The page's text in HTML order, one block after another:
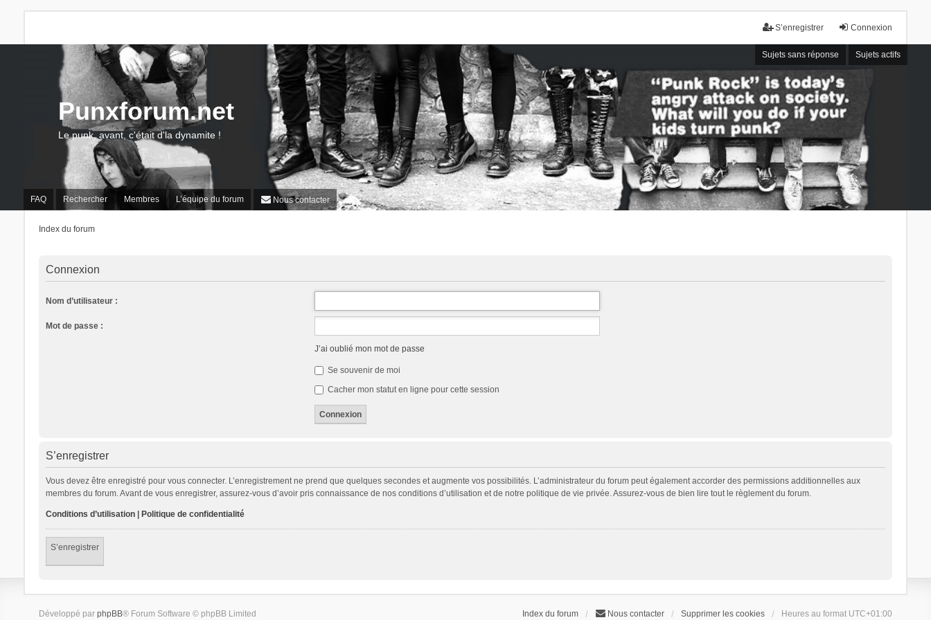
Connexion
S’enregistrer
Sujets sans réponse Sujets actifs
FAQ Rechercher Membres L’équipe du forum Nous contacter
Punxforum.net
Le punk, avant, c'était d'la dynamite !
Index du forum
Connexion
Nom d’utilisateur :
Mot de passe :
J’ai oublié mon mot de passe
Se souvenir de moi
Cacher mon statut en ligne pour cette session
S’enregistrer
Vous devez être enregistré pour vous connecter. L’enregistrement ne prend que quelques secondes et augmente vos possibilités. L’administrateur du forum peut également accorder des permissions additionnelles aux
membres du forum. Avant de vous enregistrer, assurez-vous d’avoir pris connaissance de nos conditions d’utilisation et de notre politique de vie privée. Assurez-vous de bien lire tout le règlement du forum.
Conditions d’utilisation| Politique de confidentialité
S’enregistrer
Index du forum Nous contacter Supprimer les cookies Heures au format UTC+01:00
Développé par phpBB® Forum Software © phpBB Limited